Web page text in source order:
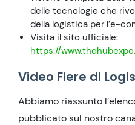
delle tecnologie che
della logistica per l’e-
Visita il sito ufficiale:
https://
Video Fiere di
Abbiamo riassunto
pubblicato sul nostro